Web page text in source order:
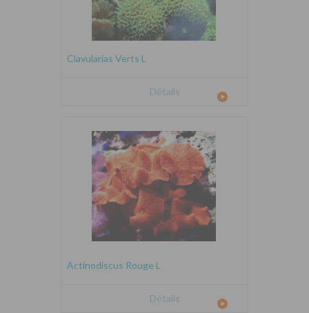
Clavularias Verts L
Détails
Actinodiscus Rouge L
Détails